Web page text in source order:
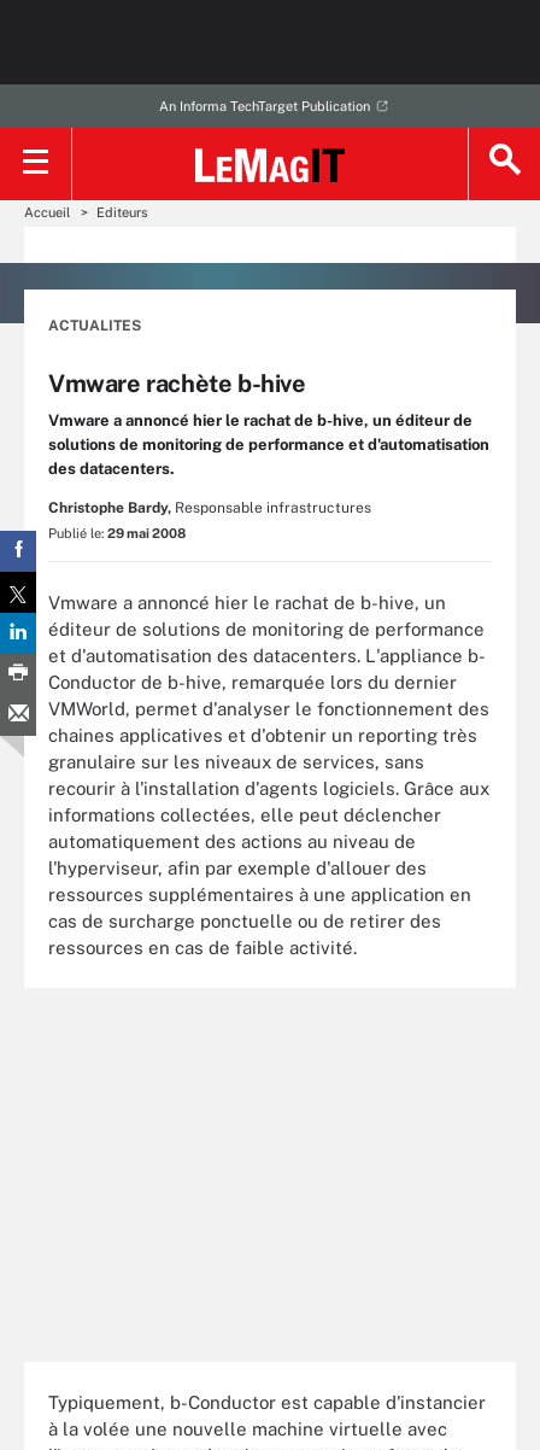
An Informa TechTarget Publication
Accueil Editeurs
ACTUALITES
Vmware rachète b-hive
Vmware a annoncé hier le rachat de b-hive, un éditeur de
solutions de monitoring de performance et d'automatisation
des datacenters.
Christophe Bardy, Responsable infrastructures
Publié le: 29 mai 2008
Vmware a annoncé hier le rachat de b-hive, un
éditeur de solutions de monitoring de performance
et d'automatisation des datacenters. L'appliance b-
Conductor de b-hive, remarquée lors du dernier
VMWorld, permet d'analyser le fonctionnement des
chaines applicatives et d'obtenir un reporting très
granulaire sur les niveaux de services, sans
recourir à l'installation d'agents logiciels. Grâce aux
informations collectées, elle peut déclencher
automatiquement des actions au niveau de
l'hyperviseur, afin par exemple d'allouer des
ressources supplémentaires à une application en
cas de surcharge ponctuelle ou de retirer des
ressources en cas de faible activité.
Typiquement, b-Conductor est capable d'instancier
à la volée une nouvelle machine virtuelle avec